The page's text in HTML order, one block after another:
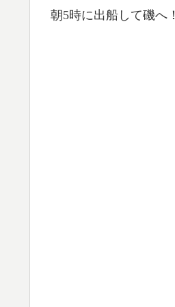
朝5時に出船して磯へ！